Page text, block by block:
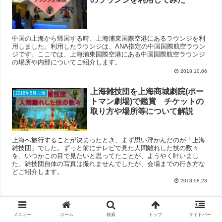
中国の上海から帰国する時、上海浦東国際空港にあるラウンジを利
用しました。利用したラウンジは、ANA指定の中国国際航空ラウン
ジです。ここでは、上海浦東国際空港にある中国国際航空ラウンジ
の場所や内部についてご紹介します。
2018.10.06
2018年5月上海
上海雑技団を上海商城劇院(ポー
トマン劇場)で鑑賞 チケットの
取り方や場所等について解説
上海へ旅行することが決まったとき、まず思い浮かんだのが「上海
雑技団」でした。ずっと前にテレビで見た人間離れした技の数々
を、いつかこの目で見たいと思ってたことが、ようやく叶いまし
た。雑技団自体の写真は撮れませんでしたが、会場までの行き方な
どご紹介します。
2018.08.23
2018年5月上海
上海の南京東路から外灘を散策
フォトジェニックな街並みを楽し
メニュー ホーム 検索 トップ サイドバー